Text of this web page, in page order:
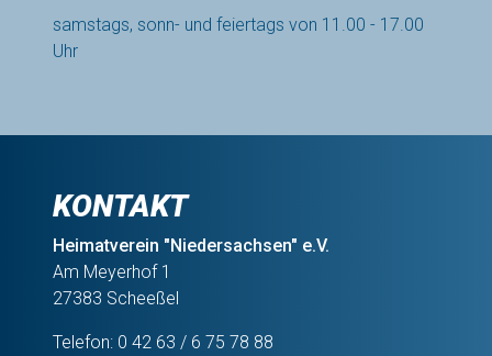
samstags, sonn- und feiertags von 11.00 - 17.00
Uhr
KONTAKT
Heimatverein "Niedersachsen" e.V.
Am Meyerhof 1
27383 Scheeßel
Telefon: 0 42 63 / 6 75 78 88